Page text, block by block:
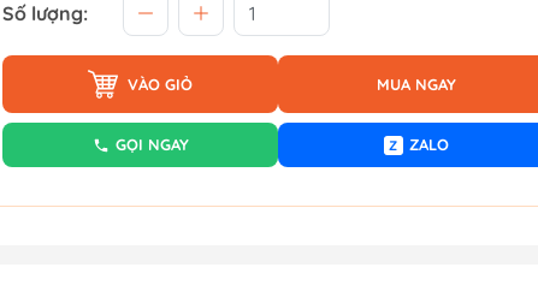
Số lượng:
VÀO GIỎ MUA NGAY
GỌI NGAY Z ZALO